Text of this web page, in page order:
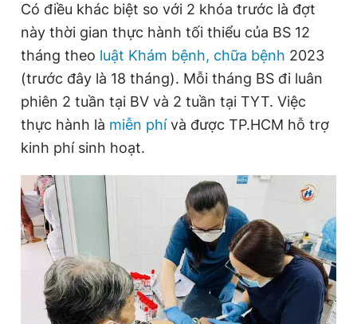
Thông tin tòa soạn Liên hệ quảng cáo
Đọc Thanh Niên trên điện thoại
Theo dõi báo trên
Hotline
0906 645 777
Liên hệ quảng cáo
0908 780 404
Có điều khác biệt so với 2 khóa trước là đợt
này thời gian thực hành tối thiểu của BS 12
tháng theo luật Khám bệnh, chữa bệnh 2023
(trước đây là 18 tháng). Mỗi tháng BS đi luân
phiên 2 tuần tại BV và 2 tuần tại TYT. Việc
thực hành là miễn phívà được TP.HCM hỗ trợ
kinh phí sinh hoạt.